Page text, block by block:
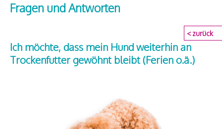
Fragen und Antworten
< zurück
Ich möchte, dass mein Hund weiterhin an
Trockenfutter gewöhnt bleibt (Ferien o.ä.)